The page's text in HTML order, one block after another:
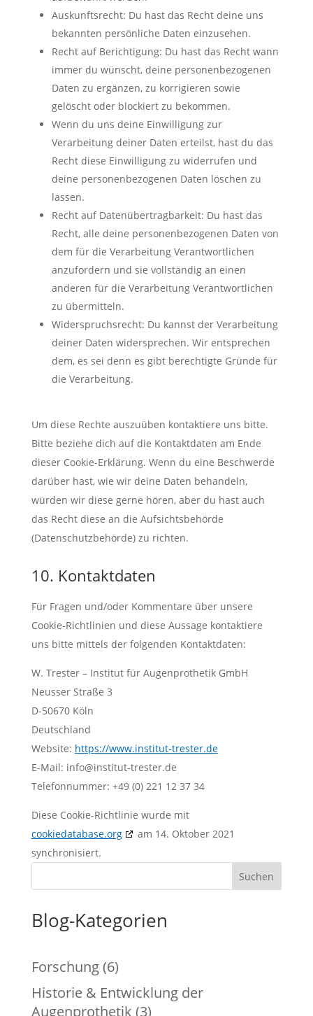
Auskunftsrecht: Du hast das Recht deine uns
bekannten persönliche Daten einzusehen.
Recht auf Berichtigung: Du hast das Recht wann
immer du wünscht, deine personenbezogenen
Daten zu ergänzen, zu korrigieren sowie
gelöscht oder blockiert zu bekommen.
Wenn du uns deine Einwilligung zur
Verarbeitung deiner Daten erteilst, hast du das
Recht diese Einwilligung zu widerrufen und
deine personenbezogenen Daten löschen zu
lassen.
Recht auf Datenübertragbarkeit: Du hast das
Recht, alle deine personenbezogenen Daten von
dem für die Verarbeitung Verantwortlichen
anzufordern und sie vollständig an einen
anderen für die Verarbeitung Verantwortlichen
zu übermitteln.
Widerspruchsrecht: Du kannst der Verarbeitung
deiner Daten widersprechen. Wir entsprechen
dem, es sei denn es gibt berechtigte Gründe für
die Verarbeitung.
Um diese Rechte auszuüben kontaktiere uns bitte.
Bitte beziehe dich auf die Kontaktdaten am Ende
dieser Cookie-Erklärung. Wenn du eine Beschwerde
darüber hast, wie wir deine Daten behandeln,
würden wir diese gerne hören, aber du hast auch
das Recht diese an die Aufsichtsbehörde
(Datenschutzbehörde) zu richten.
10. Kontaktdaten
Für Fragen und/oder Kommentare über unsere
Cookie-Richtlinien und diese Aussage kontaktiere
uns bitte mittels der folgenden Kontaktdaten:
W. Trester – Institut für Augenprothetik GmbH
Neusser Straße 3
D-50670 Köln
Deutschland
Website: https://www.institut-trester.de
E-Mail: info@institut-trester.de
Telefonnummer: +49 (0) 221 12 37 34
Diese Cookie-Richtlinie wurde mit
cookiedatabase.org
am 14. Oktober 2021
synchronisiert.
Suchen
Blog-Kategorien
Forschung(6)
Historie & Entwicklung der
Augenprothetik (3)